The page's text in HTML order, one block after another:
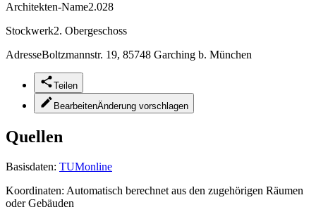
Architekten-Name2.028
Stockwerk2. Obergeschoss
AdresseBoltzmannstr. 19, 85748 Garching b. München
Teilen
BearbeitenÄnderung vorschlagen
Quellen
Basisdaten: TUMonline
Koordinaten: Automatisch berechnet aus den zugehörigen Räumen
oder Gebäuden